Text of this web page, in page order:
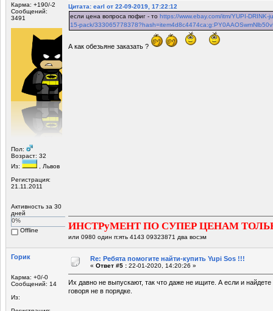
Карма: +190/-2
Сообщений:
3491
Пол:
Возраст: 32
Из:
, Львов
Регистрация:
21.11.2011
Активность за 30
дней
0%
Offline
Цитата: earl от 22-09-2019, 17:22:12
если цена вопроса пофиг - то https://www.ebay.com/itm/YUPI-DRINK-
15-pack/
А как обезьяне заказать ?
ИНСТРуМЕНТ ПО СУПЕР ЦЕНАМ
или 0980 один п:ять 4143 09323871 два восэм
Горик
Карма: +0/-0
Сообщений: 14
Из:
Re: Ребята помогите найти-купить Yupi Sos !!!
« Ответ #5 : 22-01-2020, 14:20:26 »
Их давно не выпускают, так что даже не ищите. А если и найдете
говоря не в порядке.